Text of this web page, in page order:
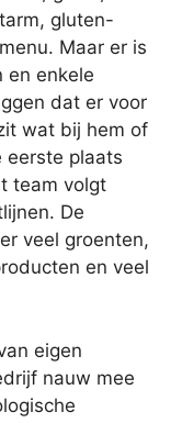
gluten-
Maar er is
en enkele
dat er voor
wat bij hem of
eerste plaats
team volgt
De
veel groenten,
en veel
eigen
nauw mee